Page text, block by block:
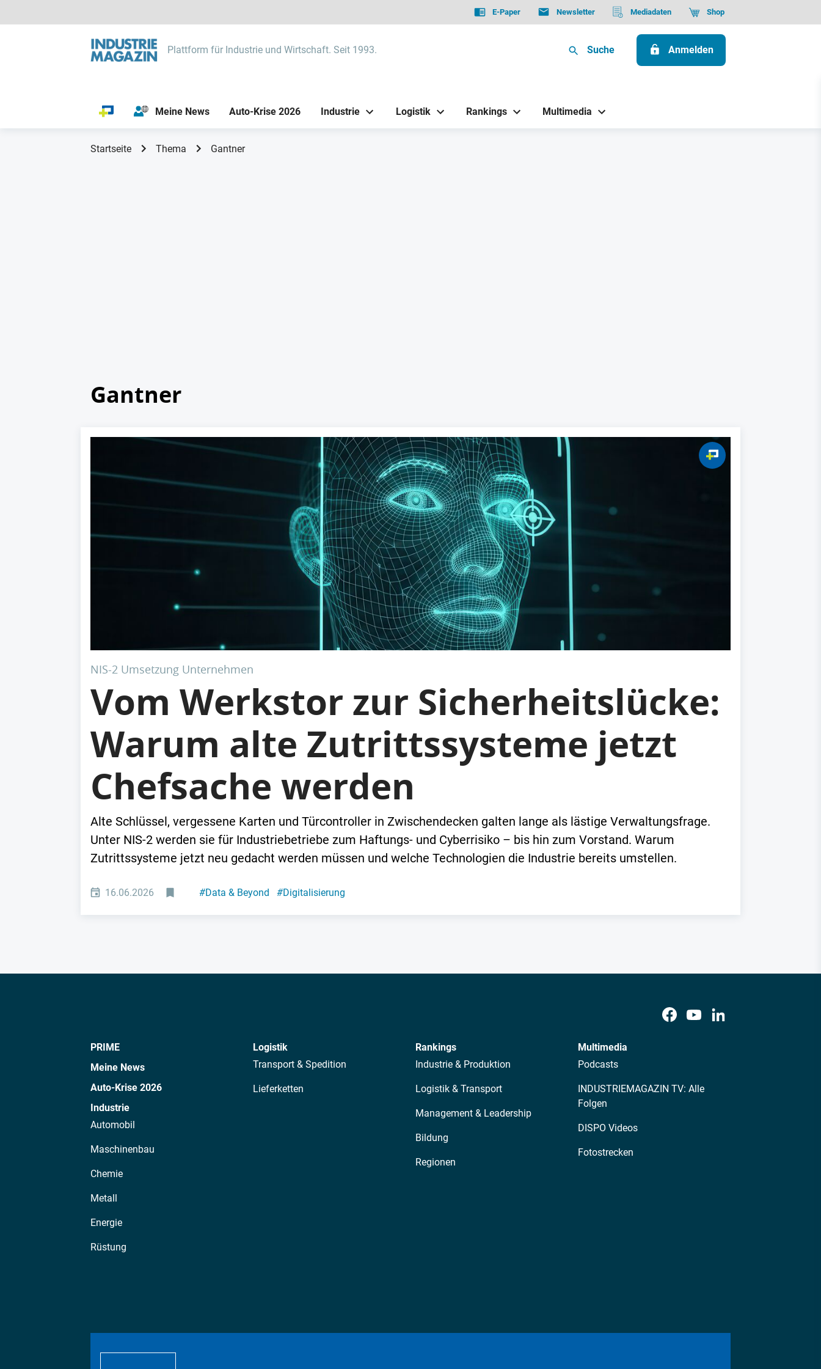
E-Paper Newsletter Mediadaten Shop
Plattform für Industrie und Wirtschaft. Seit 1993. Suche Anmelden
Meine News Auto-Krise 2026 Industrie Logistik Rankings Multimedia
Startseite Thema Gantner
Gantner
NIS-2 Umsetzung Unternehmen
Vom Werkstor zur Sicherheitslücke:
Warum alte Zutrittssysteme jetzt
Chefsache werden
Alte Schlüssel, vergessene Karten und Türcontroller in Zwischendecken galten lange als lästige Verwaltungsfrage.
Unter NIS-2 werden sie für Industriebetriebe zum Haftungs- und Cyberrisiko – bis hin zum Vorstand. Warum
Zutrittssysteme jetzt neu gedacht werden müssen und welche Technologien die Industrie bereits umstellen.
16.06.2026 #Data & Beyond #Digitalisierung
PRIME
Meine News
Auto-Krise 2026
Industrie
Automobil
Maschinenbau
Chemie
Metall
Energie
Rüstung
Logistik
Transport & Spedition
Lieferketten
Rankings
Industrie & Produktion
Logistik & Transport
Management & Leadership
Bildung
Regionen
Multimedia
Podcasts
INDUSTRIEMAGAZIN TV: Alle
Folgen
DISPO Videos
Fotostrecken